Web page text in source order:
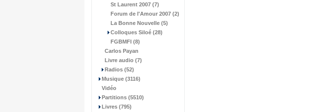
St Laurent 2007 (7)
Forum de l'Amour 2007 (2)
La Bonne Nouvelle (5)
Colloques Siloé (28)
FGBMFI (8)
Carlos Payan
Livre audio (7)
Radios (52)
Musique (3116)
Vidéo
Partitions (5510)
Livres (795)